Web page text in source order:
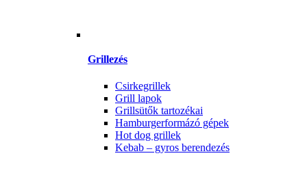
Grillezés
Csirkegrillek
Grill lapok
Grillsütők tartozékai
Hamburgerformázó gépek
Hot dog grillek
Kebab – gyros berendezés